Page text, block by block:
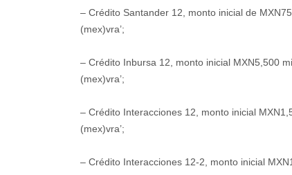
– Crédito Santander 12, monto inicial de
(mex)vra’;
– Crédito Inbursa 12, monto inicial MXN5,500
(mex)vra’;
– Crédito Interacciones 12, monto inicial
(mex)vra’;
– Crédito Interacciones 12-2, monto inicial